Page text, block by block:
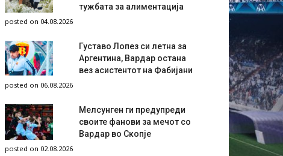
тужбата за алиментација
posted on 04.08.2026
Густаво Лопез си летна за
Аргентина, Вардар остана
вез асистентот на Фабијани
posted on 06.08.2026
Мелсунген ги предупреди
своите фанови за мечот со
Вардар во Скопје
posted on 02.08.2026